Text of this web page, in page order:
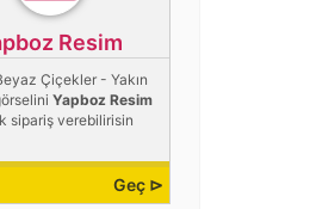
Resim
Çiçekler - Yakın
Yapboz Resim
sipariş verebilirisin
Geç ⊳